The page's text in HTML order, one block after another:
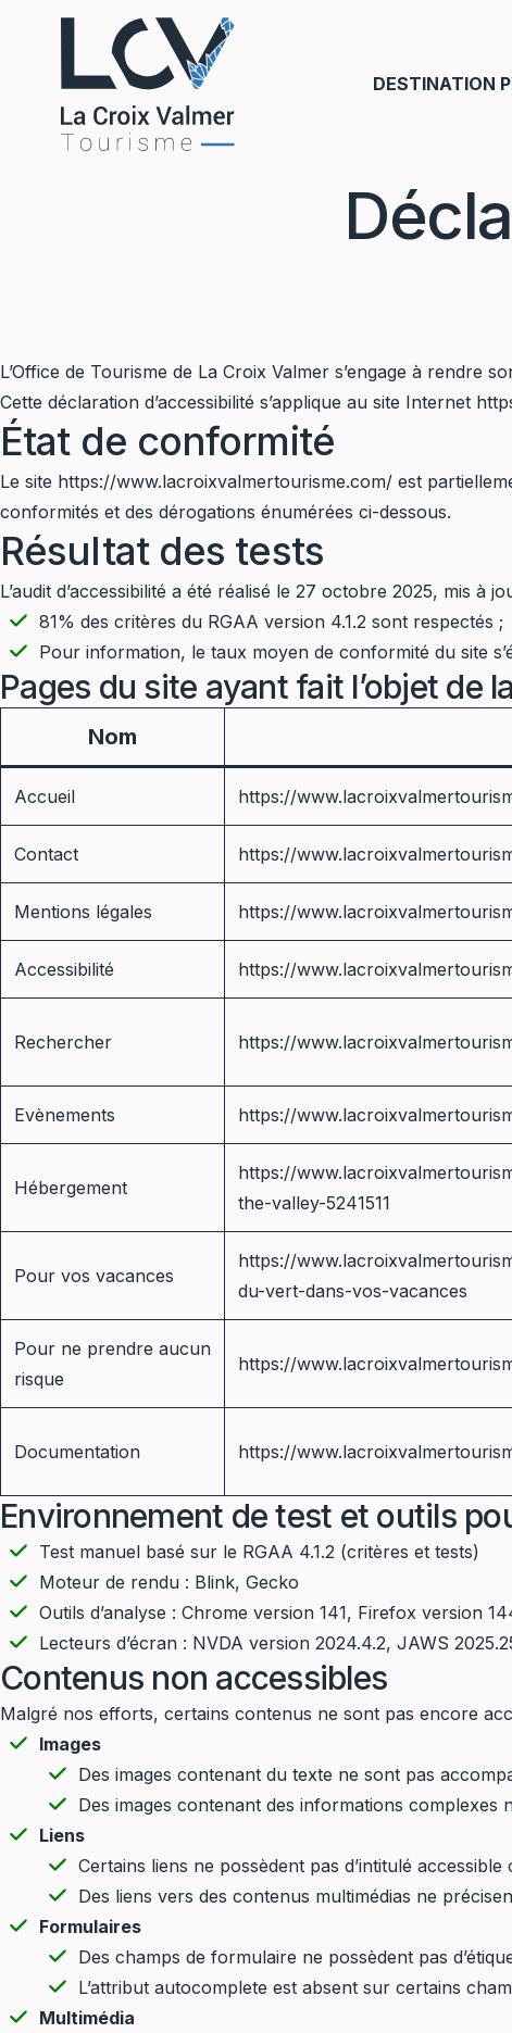
Aller au contenu
DESTINATION
L’Office de Tourisme de La Croix Valmer s’engage à rendre
Cette déclaration d’accessibilité s’applique au site Internet
État de conformité
Le site https://www.lacroixvalmertourisme.com/ est
conformités et des dérogations énumérées ci-dessous.
Résultat des tests
L’audit d’accessibilité a été réalisé le 27 octobre 2025, mis
81% des critères du RGAA version 4.1.2 sont respectés ;
Pour information, le taux moyen de conformité du site
Pages du site ayant fait l’objet de
Nom
Accueil https://
Contact https://
Mentions légales https://
Accessibilité https://
Rechercher https://
Evènements https://
Hébergement
https://
the-valley-5241511
Pour vos vacances
https://
du-vert-dans-vos-vacances
Pour ne prendre aucun
risque
https://
Documentation https://
Environnement de test et outils
Test manuel basé sur le RGAA 4.1.2 (critères et tests)
Moteur de rendu : Blink, Gecko
Outils d’analyse : Chrome version 141, Firefox version
Lecteurs d’écran : NVDA version 2024.4.2, JAWS
Contenus non accessibles
Malgré nos efforts, certains contenus ne sont pas encore
Images
Des images contenant du texte ne sont pas
Des images contenant des informations complexes
Liens
Certains liens ne possèdent pas d’intitulé
Des liens vers des contenus multimédias ne
Formulaires
Des champs de formulaire ne possèdent pas
L’attribut autocomplete est absent sur certains
Multimédia